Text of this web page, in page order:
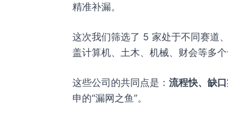
精准补漏。
这次我们筛选了 5 家处于不同赛道
盖计算机、土木、机械、财会等多个
这些公司的共同点是： 流程快、缺
申的“漏网之鱼”。